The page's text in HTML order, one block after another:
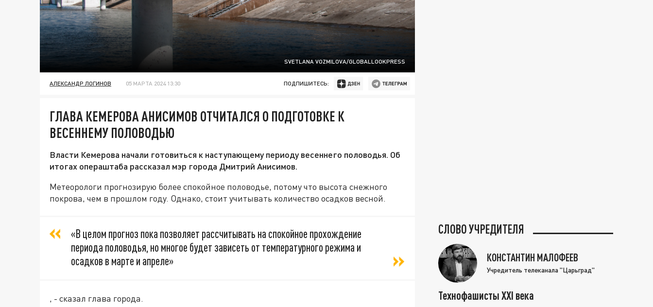
SVETLANA VOZMILOVA/GLOBALLOOKPRESS
АЛЕКСАНДР ЛОГИНОВ 05 МАРТА 2024 13:30 ПОДПИШИТЕСЬ:
ГЛАВА КЕМЕРОВА АНИСИМОВ ОТЧИТАЛСЯ О ПОДГОТОВКЕ К
ВЕСЕННЕМУ ПОЛОВОДЬЮ
Власти Кемерова начали готовиться к наступающему периоду весеннего половодья. Об
итогах операштаба рассказал мэр города Дмитрий Анисимов.
Метеорологи прогнозирую более спокойное половодье, потому что высота снежного
покрова, чем в прошлом году. Однако, стоит учитывать количество осадков весной.
«В целом прогноз пока позволяет рассчитывать на спокойное прохождение
периода половодья, но многое будет зависеть от температурного режима и
осадков в марте и апреле»
, - сказал глава города.
СЛОВО УЧРЕДИТЕЛЯ
КОНСТАНТИН МАЛОФЕЕВ
Учредитель телеканала "Царьград"
Технофашисты XXI века